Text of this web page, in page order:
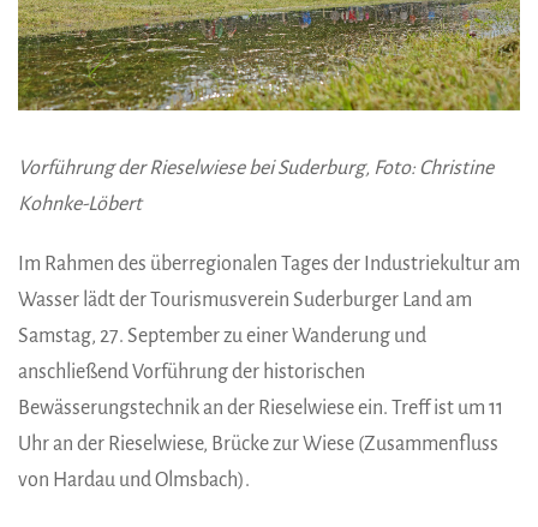
Vorführung der Rieselwiese bei Suderburg, Foto: Christine
Kohnke-Löbert
Im Rahmen des überregionalen Tages der Industriekultur am
Wasser lädt der Tourismusverein Suderburger Land am
Samstag, 27. September zu einer Wanderung und
anschließend Vorführung der historischen
Bewässerungstechnik an der Rieselwiese ein. Treff ist um 11
Uhr an der Rieselwiese, Brücke zur Wiese (Zusammenfluss
von Hardau und Olmsbach).